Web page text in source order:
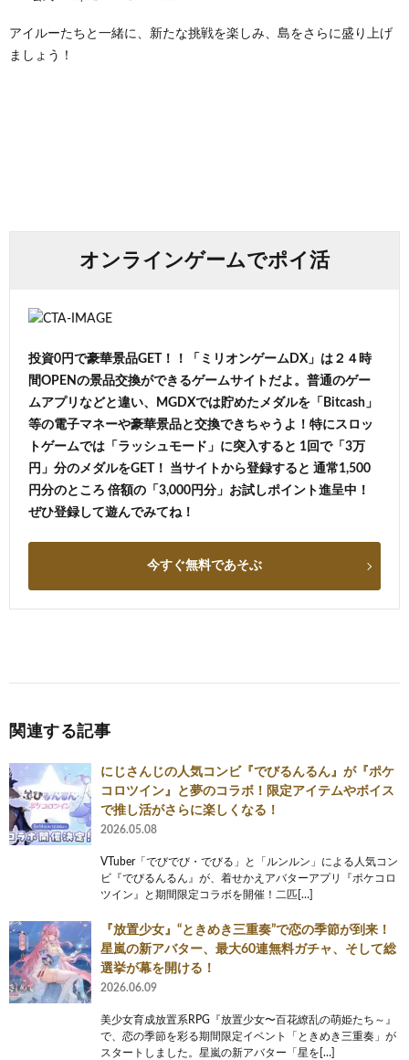
アイルーたちと一緒に、新たな挑戦を楽しみ、島をさらに盛り上げ
ましょう！
オンラインゲームでポイ活
投資0円で豪華景品GET！！「ミリオンゲームDX」は２４時
間OPENの景品交換ができるゲームサイトだよ。普通のゲー
ムアプリなどと違い、MGDXでは貯めたメダルを「Bitcash」
等の電子マネーや豪華景品と交換できちゃうよ！特にスロッ
トゲームでは「ラッシュモード」に突入すると 1回で「3万
円」分のメダルをGET！ 当サイトから登録すると 通常1,500
円分のところ 倍額の「3,000円分」お試しポイント進呈中！
ぜひ登録して遊んでみてね！
今すぐ無料であそぶ
関連する記事
にじさんじの人気コンビ『でびるんるん』が『ポケ
コロツイン』と夢のコラボ！限定アイテムやボイス
で推し活がさらに楽しくなる！
2026.05.08
VTuber「でびでび・でびる」と「ルンルン」による人気コン
ビ『でびるんるん』が、着せかえアバターアプリ『ポケコロ
ツイン』と期間限定コラボを開催！二匹[…]
『放置少女』“ときめき三重奏”で恋の季節が到来！
星嵐の新アバター、最大60連無料ガチャ、そして総
選挙が幕を開ける！
2026.06.09
美少女育成放置系RPG『放置少女〜百花繚乱の萌姫たち～』
で、恋の季節を彩る期間限定イベント「ときめき三重奏」が
スタートしました。星嵐の新アバター「星を[…]